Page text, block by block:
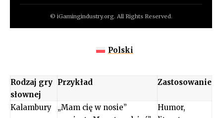
© iGamingindustry.org. All Rights Reserved.
Polski
Rodzaj gry
słownej
Przykład Zastosowanie
Kalambury
„Mam cię w nosie”
Humor,